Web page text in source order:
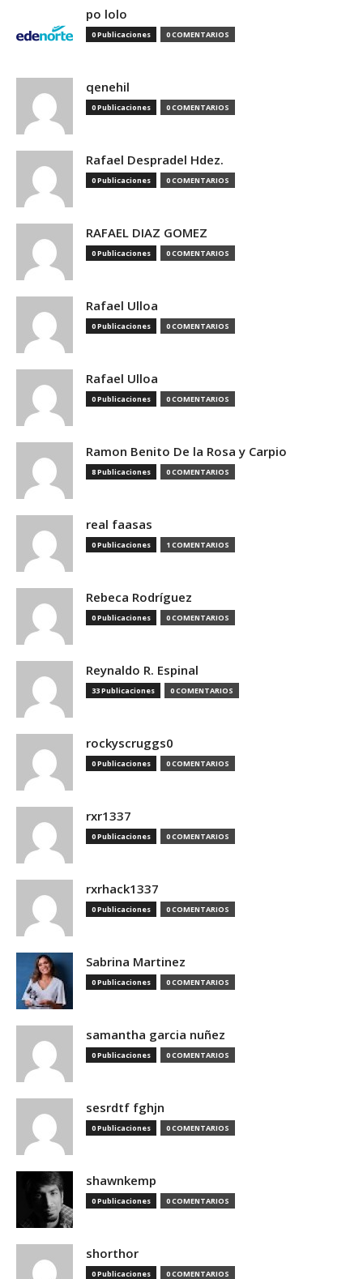
po lolo
0 Publicaciones 0 COMENTARIOS
qenehil
0 Publicaciones 0 COMENTARIOS
Rafael Despradel Hdez.
0 Publicaciones 0 COMENTARIOS
RAFAEL DIAZ GOMEZ
0 Publicaciones 0 COMENTARIOS
Rafael Ulloa
0 Publicaciones 0 COMENTARIOS
Rafael Ulloa
0 Publicaciones 0 COMENTARIOS
Ramon Benito De la Rosa y Carpio
8 Publicaciones 0 COMENTARIOS
real faasas
0 Publicaciones 1 COMENTARIOS
Rebeca Rodríguez
0 Publicaciones 0 COMENTARIOS
Reynaldo R. Espinal
33 Publicaciones 0 COMENTARIOS
rockyscruggs0
0 Publicaciones 0 COMENTARIOS
rxr1337
0 Publicaciones 0 COMENTARIOS
rxrhack1337
0 Publicaciones 0 COMENTARIOS
Sabrina Martinez
0 Publicaciones 0 COMENTARIOS
samantha garcia nuñez
0 Publicaciones 0 COMENTARIOS
sesrdtf fghjn
0 Publicaciones 0 COMENTARIOS
shawnkemp
0 Publicaciones 0 COMENTARIOS
shorthor
0 Publicaciones 0 COMENTARIOS